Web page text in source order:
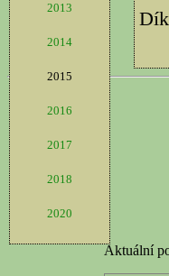
2013
2014
2015
2016
2017
2018
2020